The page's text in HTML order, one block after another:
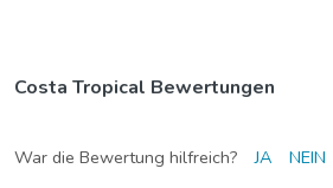
Costa Tropical Bewertungen
War die Bewertung hilfreich? JA NEIN